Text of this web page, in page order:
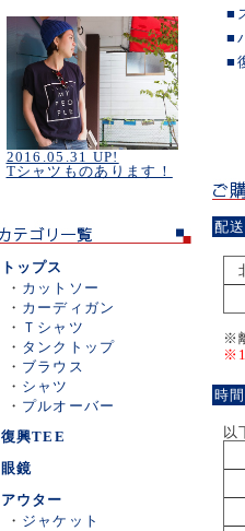
2016.05.31 UP!
Tシャツものあります！
トップス
・ カットソー
・ カーディガン
・ Ｔシャツ
・ タンクトップ
・ ブラウス
・ シャツ
・ プルオーバー
復興TEE
眼鏡
アウター
・ ジャケット
■
■
■
配
※
時
以